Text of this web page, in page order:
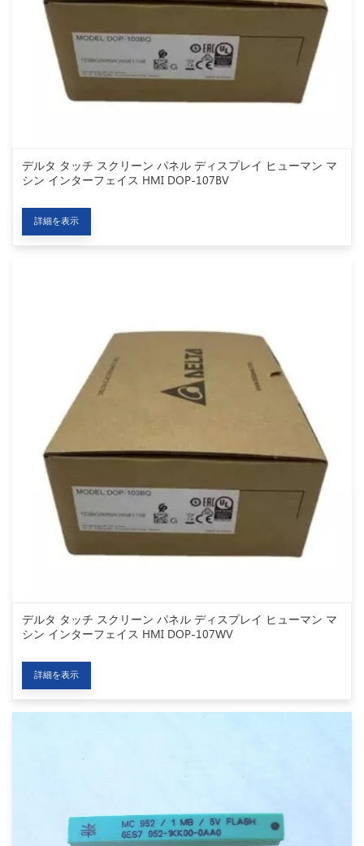
デルタ タッチ スクリーン パネル ディスプレイ ヒューマン マ
シン インターフェイス HMI DOP-107BV
詳細を表示
デルタ タッチ スクリーン パネル ディスプレイ ヒューマン マ
シン インターフェイス HMI DOP-107WV
詳細を表示